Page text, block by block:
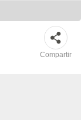
Compartir